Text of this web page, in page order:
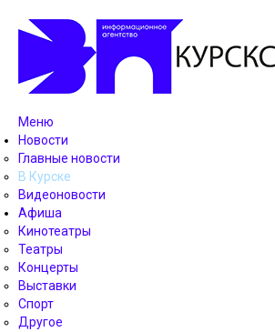
Меню
Новости
Главные новости
В Курске
Видеоновости
Афиша
Кинотеатры
Театры
Концерты
Выставки
Спорт
Другое